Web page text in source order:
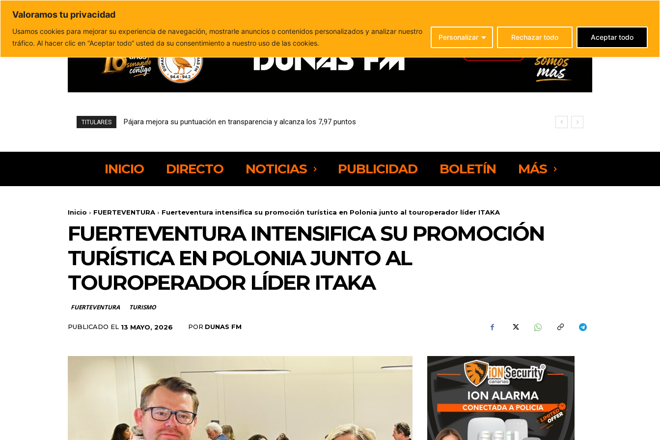
Valoramos tu privacidad
Usamos cookies para mejorar su experiencia de navegación, mostrarle anuncios o contenidos personalizados y analizar nuestro
tráfico. Al hacer clic en “Aceptar todo” usted da su consentimiento a nuestro uso de las cookies.
Personalizar Rechazar todo Aceptar todo
Política de privacidad
TITULARES Pájara mejora su puntuación en transparencia y alcanza los 7,97 puntos
El pesquero robado abandona el puerto de Gran Tarajal para ser devuelto a su propietario
INICIO DIRECTO NOTICIAS PUBLICIDAD BOLETÍN MÁS
Inicio FUERTEVENTURA Fuerteventura intensifica su promoción turística en Polonia junto al touroperador líder ITAKA
FUERTEVENTURA INTENSIFICA SU PROMOCIÓN
TURÍSTICA EN POLONIA JUNTO AL
TOUROPERADOR LÍDER ITAKA
FUERTEVENTURA TURISMO
PUBLICADO EL 13 MAYO, 2026 POR DUNAS FM